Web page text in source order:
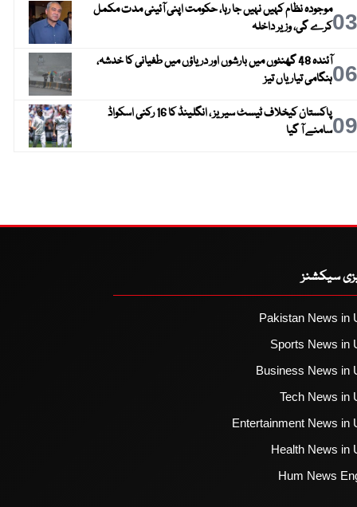
03موجودہ نظام کہیں نہیں جا رہا، حکومت اپنی آئینی مدت مکمل
کرے گی، وزیر داخلہ
06
آئندہ 48 گھنٹوں میں بارشوں اور دریاؤں میں طغیانی کا خدشہ،
ہنگامی تیاریاں تیز
09
پاکستان کیخلاف ٹیسٹ سیریز ، انگلینڈ کا 16 رکنی اسکواڈ
سامنے آ گیا
سیکشنز
Pakistan News in
Sports News in
Business News in
Tech News in
Entertainment News in
Health News in
Hum News